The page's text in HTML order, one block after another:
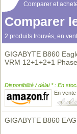
Comparer et
Comparer
2 produits trouvés, en
GIGABYTE B860
VRM 12+1+2+1
Disponibilité / délai * : En
En
GIGABYTE B860